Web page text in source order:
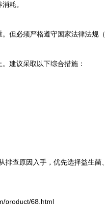
耗。
但必须严格遵守国家法律法规
建议采取以下综合措施：
查原因入手，优先选择益生菌
product/68.html